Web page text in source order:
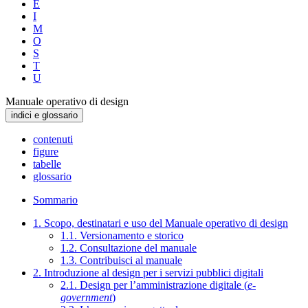
E
I
M
O
S
T
U
Manuale operativo di design
indici e glossario
contenuti
figure
tabelle
glossario
Sommario
1. Scopo, destinatari e uso del Manuale operativo di design
1.1. Versionamento e storico
1.2. Consultazione del manuale
1.3. Contribuisci al manuale
2. Introduzione al design per i servizi pubblici digitali
2.1. Design per l’amministrazione digitale (e-
government)